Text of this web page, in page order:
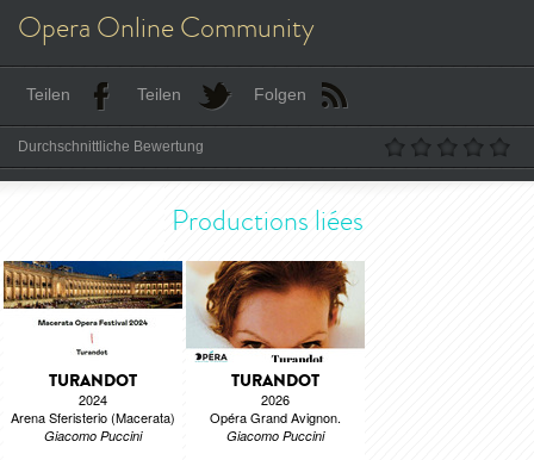
Opera Online Community
Teilen Teilen Folgen
Durchschnittliche Bewertung
Productions liées
TURANDOT
2024
Arena Sferisterio (Macerata)
Giacomo Puccini
TURANDOT
2026
Opéra Grand Avignon.
Giacomo Puccini